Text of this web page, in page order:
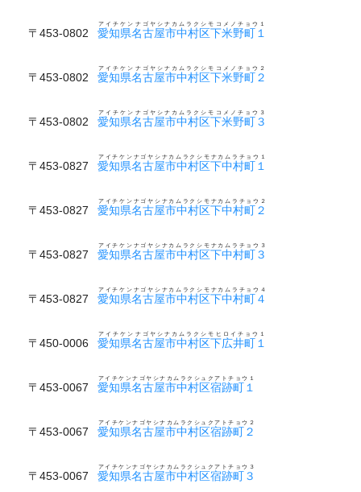
〒453-0802 愛知県名古屋市中村区下米野町１
アイチケンナゴヤシナカムラクシモコメノチョウ１
〒453-0802 愛知県名古屋市中村区下米野町２
アイチケンナゴヤシナカムラクシモコメノチョウ２
〒453-0802 愛知県名古屋市中村区下米野町３
アイチケンナゴヤシナカムラクシモコメノチョウ３
〒453-0827 愛知県名古屋市中村区下中村町１
アイチケンナゴヤシナカムラクシモナカムラチョウ１
〒453-0827 愛知県名古屋市中村区下中村町２
アイチケンナゴヤシナカムラクシモナカムラチョウ２
〒453-0827 愛知県名古屋市中村区下中村町３
アイチケンナゴヤシナカムラクシモナカムラチョウ３
〒453-0827 愛知県名古屋市中村区下中村町４
アイチケンナゴヤシナカムラクシモナカムラチョウ４
〒450-0006 愛知県名古屋市中村区下広井町１
アイチケンナゴヤシナカムラクシモヒロイチョウ１
〒453-0067 愛知県名古屋市中村区宿跡町１
アイチケンナゴヤシナカムラクシュクアトチョウ１
〒453-0067 愛知県名古屋市中村区宿跡町２
アイチケンナゴヤシナカムラクシュクアトチョウ２
〒453-0067 愛知県名古屋市中村区宿跡町３
アイチケンナゴヤシナカムラクシュクアトチョウ３